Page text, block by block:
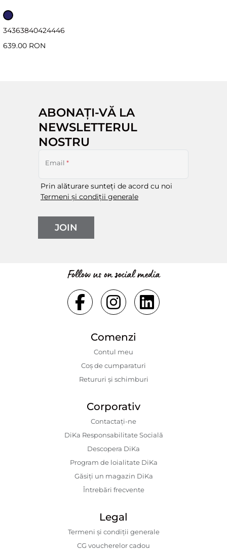
34363840424446
639.00 RON
ABONAȚI-VĂ LA
NEWSLETTERUL
NOSTRU
Email *
Prin alăturare sunteți de acord cu noi
Termeni și condiții generale
JOIN
Follow us on social media
Comenzi
Contul meu
Coș de cumparaturi
Retururi și schimburi
Corporativ
Contactaţi-ne
DiKa Responsabilitate Socială
Descopera DiKa
Program de loialitate DiKa
Găsiți un magazin DiKa
Întrebări frecvente
Legal
Termeni și condiții generale
CG voucherelor cadou